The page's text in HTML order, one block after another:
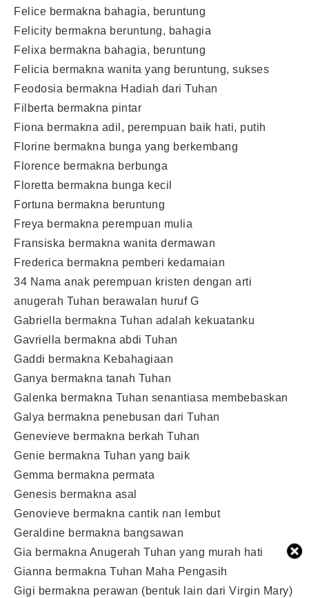
Felice bermakna bahagia, beruntung
Felicity bermakna beruntung, bahagia
Felixa bermakna bahagia, beruntung
Felicia bermakna wanita yang beruntung, sukses
Feodosia bermakna Hadiah dari Tuhan
Filberta bermakna pintar
Fiona bermakna adil, perempuan baik hati, putih
Florine bermakna bunga yang berkembang
Florence bermakna berbunga
Floretta bermakna bunga kecil
Fortuna bermakna beruntung
Freya bermakna perempuan mulia
Fransiska bermakna wanita dermawan
Frederica bermakna pemberi kedamaian
34 Nama anak perempuan kristen dengan arti
anugerah Tuhan berawalan huruf G
Gabriella bermakna Tuhan adalah kekuatanku
Gavriella bermakna abdi Tuhan
Gaddi bermakna Kebahagiaan
Ganya bermakna tanah Tuhan
Galenka bermakna Tuhan senantiasa membebaskan
Galya bermakna penebusan dari Tuhan
Genevieve bermakna berkah Tuhan
Genie bermakna Tuhan yang baik
Gemma bermakna permata
Genesis bermakna asal
Genovieve bermakna cantik nan lembut
Geraldine bermakna bangsawan
Gia bermakna Anugerah Tuhan yang murah hati
Gianna bermakna Tuhan Maha Pengasih
Gigi bermakna perawan (bentuk lain dari Virgin Mary)